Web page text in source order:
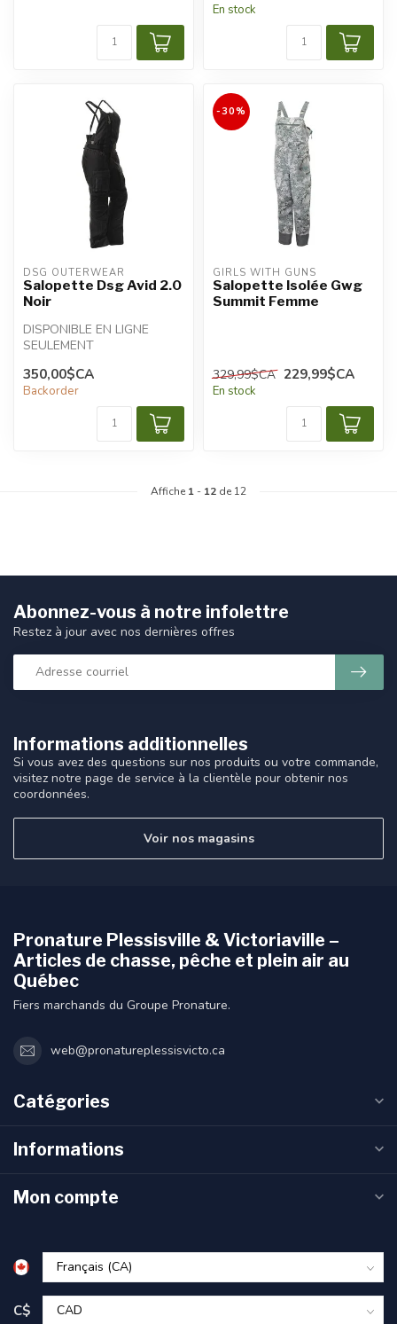
En stock
DSG OUTERWEAR
Salopette Dsg Avid 2.0
Noir
DISPONIBLE EN LIGNE
SEULEMENT
350,00$CA
Backorder
-30%
GIRLS WITH GUNS
Salopette Isolée Gwg
Summit Femme
329,99$CA 229,99$CA
En stock
Affiche 1 - 12 de 12
Informations additionnelles
Si vous avez des questions sur nos produits ou votre commande,
visitez notre page de service à la clientèle pour obtenir nos
coordonnées.
Voir nos magasins
Abonnez-vous à notre infolettre
Restez à jour avec nos dernières offres
Pronature Plessisville & Victoriaville –
Articles de chasse, pêche et plein air au
Québec
Fiers marchands du Groupe Pronature.
web@pronatureplessisvicto.ca
Catégories
Informations
Mon compte
C$